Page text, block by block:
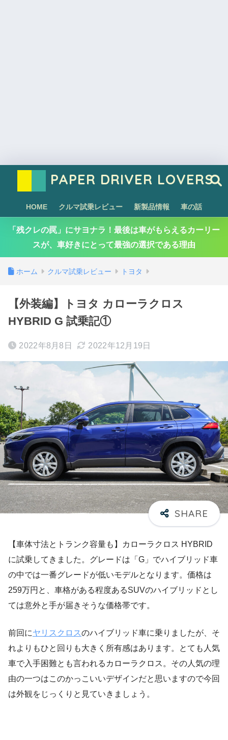
PAPER DRIVER LOVERS
HOME クルマ試乗レビュー 新製品情報 車の話
「残クレの罠」にサヨナラ！最後は車がもらえるカーリー
スが、車好きにとって最強の選択である理由
ホーム クルマ試乗レビュー トヨタ
【外装編】トヨタ カローラクロス
HYBRID G 試乗記①
2022年8月8日 2022年12月19日
【車体寸法とトランク容量も】カローラクロス HYBRID
に試乗してきました。グレードは「G」でハイブリッド車
の中では一番グレードが低いモデルとなります。価格は
259万円と、車格がある程度あるSUVのハイブリッドとし
ては意外と手が届きそうな価格帯です。
前回にヤリスクロスのハイブリッド車に乗りましたが、そ
れよりもひと回りも大きく所有感はあります。とても人気
車で入手困難とも言われるカローラクロス。その人気の理
由の一つはこのかっこいいデザインだと思いますので今回
は外観をじっくりと見ていきましょう。